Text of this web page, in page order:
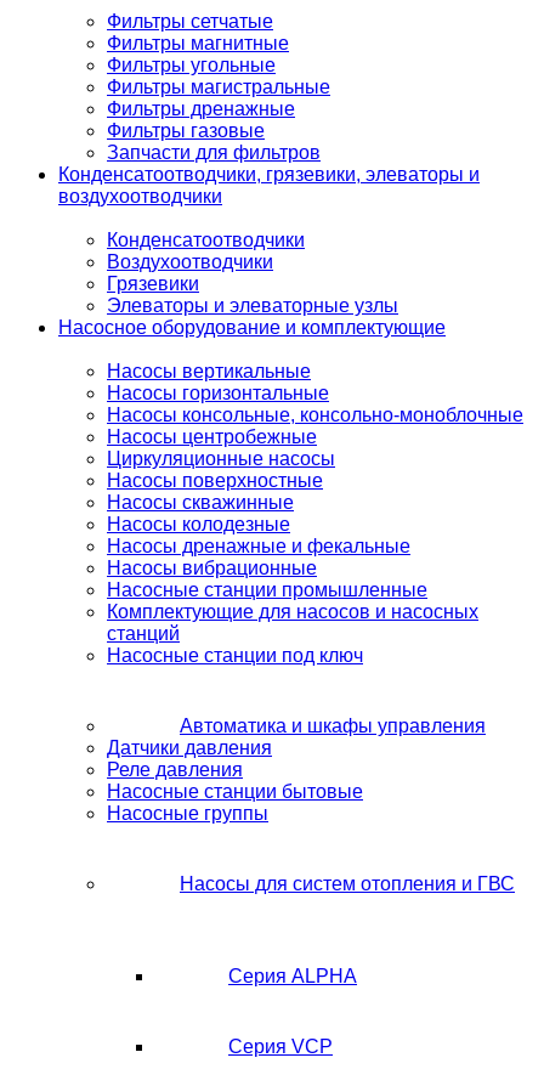
Фильтры сетчатые
Фильтры магнитные
Фильтры угольные
Фильтры магистральные
Фильтры дренажные
Фильтры газовые
Запчасти для фильтров
Конденсатоотводчики, грязевики, элеваторы и
воздухоотводчики
Конденсатоотводчики
Воздухоотводчики
Грязевики
Элеваторы и элеваторные узлы
Насосное оборудование и комплектующие
Насосы вертикальные
Насосы горизонтальные
Насосы консольные, консольно-моноблочные
Насосы центробежные
Циркуляционные насосы
Насосы поверхностные
Насосы скважинные
Насосы колодезные
Насосы дренажные и фекальные
Насосы вибрационные
Насосные станции промышленные
Комплектующие для насосов и насосных
станций
Насосные станции под ключ
Автоматика и шкафы управления
Датчики давления
Реле давления
Насосные станции бытовые
Насосные группы
Насосы для систем отопления и ГВС
Серия ALPHA
Серия VCP